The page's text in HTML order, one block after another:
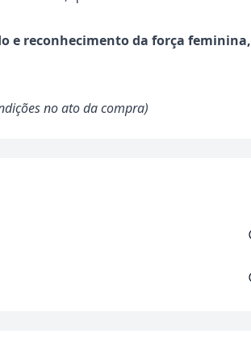
e reconhecimento da força feminina,
no ato da compra)